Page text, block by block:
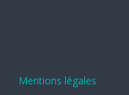
Mentions légales